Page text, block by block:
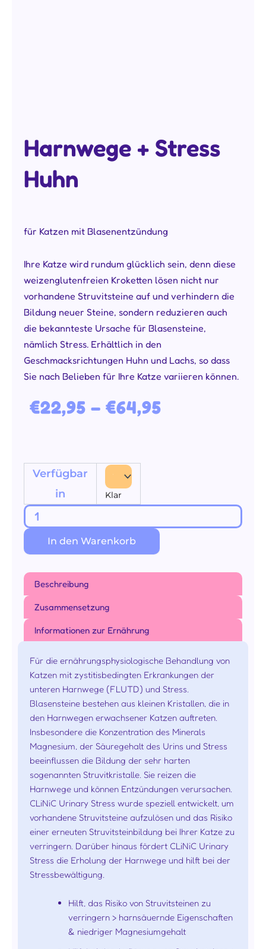
Harnwege + Stress
Huhn
für Katzen mit Blasenentzündung
Ihre Katze wird rundum glücklich sein, denn diese
weizenglutenfreien Kroketten lösen nicht nur
vorhandene Struvitsteine auf und verhindern die
Bildung neuer Steine, sondern reduzieren auch
die bekannteste Ursache für Blasensteine,
nämlich Stress. Erhältlich in den
Geschmacksrichtungen Huhn und Lachs, so dass
Sie nach Belieben für Ihre Katze variieren können.
€22,95 – €64,95
Verfügbar
in
Klar
Urinary
Kip
Menge
In den Warenkorb
Beschreibung
Zusammensetzung
Informationen zur Ernährung
Für die ernährungsphysiologische Behandlung von
Katzen mit zystitisbedingten Erkrankungen der
unteren Harnwege (FLUTD) und Stress.
Blasensteine bestehen aus kleinen Kristallen, die in
den Harnwegen erwachsener Katzen auftreten.
Insbesondere die Konzentration des Minerals
Magnesium, der Säuregehalt des Urins und Stress
beeinflussen die Bildung der sehr harten
sogenannten Struvitkristalle. Sie reizen die
Harnwege und können Entzündungen verursachen.
CLiNiC Urinary Stress wurde speziell entwickelt, um
vorhandene Struvitsteine aufzulösen und das Risiko
einer erneuten Struvitsteinbildung bei Ihrer Katze zu
verringern. Darüber hinaus fördert CLiNiC Urinary
Stress die Erholung der Harnwege und hilft bei der
Stressbewältigung.
Hilft, das Risiko von Struvitsteinen zu
verringern > harnsäuernde Eigenschaften
& niedriger Magnesiumgehalt